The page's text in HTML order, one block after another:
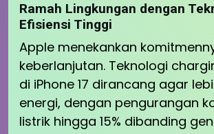
Ramah Lingkungan dengan
Efisiensi Tinggi
Apple menekankan
keberlanjutan. Teknologi
di iPhone 17 dirancang agar
energi, dengan pengurangan
listrik hingga 15% dibanding